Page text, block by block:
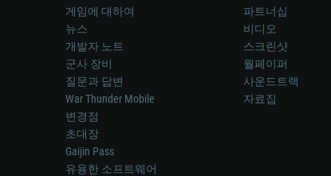
게임에 대하여
뉴스
개발자 노트
군사 장비
질문과 답변
War Thunder Mobile
변경점
초대장
Gaijin Pass
유용한 소프트웨어
파트너십
비디오
스크린샷
월페이퍼
사운드트랙
자료집